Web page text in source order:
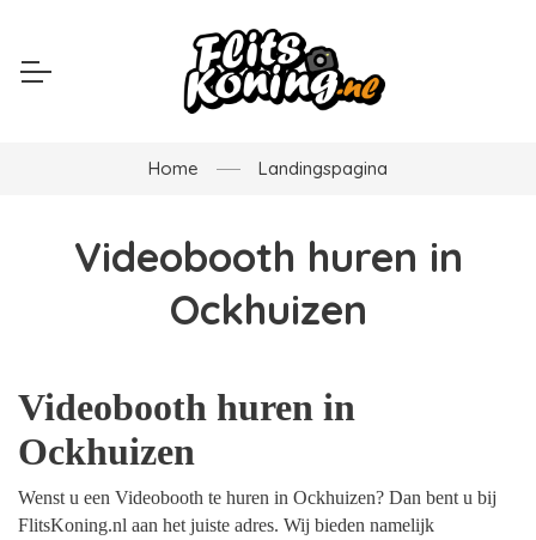
Home Landingspagina
Videobooth huren in
Ockhuizen
Videobooth huren in
Ockhuizen
Wenst u een Videobooth te huren in Ockhuizen? Dan bent u bij
FlitsKoning.nl aan het juiste adres. Wij bieden namelijk